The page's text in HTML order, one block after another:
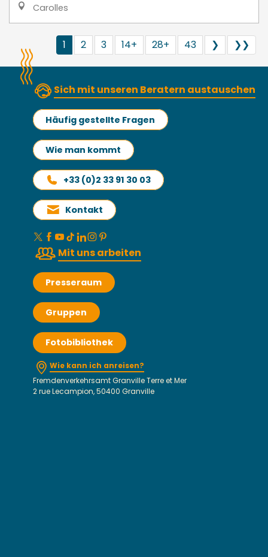
Carolles
1 2 3 14+ 28+ 43 ❯ ❯❯
Sich mit unseren Beratern austauschen
Häufig gestellte Fragen
Wie man kommt
+33 (0)2 33 91 30 03
Kontakt
Mit uns arbeiten
Presseraum
Gruppen
Fotobibliothek
Wie kann ich anreisen?
Fremdenverkehrsamt Granville Terre et Mer
2 rue Lecampion, 50400 Granville